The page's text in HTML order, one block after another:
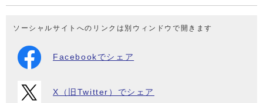
ソーシャルサイトへのリンクは別ウィンドウで開きます
Facebookでシェア
X（旧Twitter）でシェア